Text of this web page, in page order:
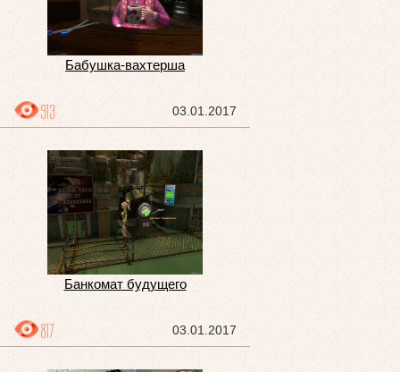
Бабушка-вахтерша
03.01.2017
913
Банкомат будущего
03.01.2017
817